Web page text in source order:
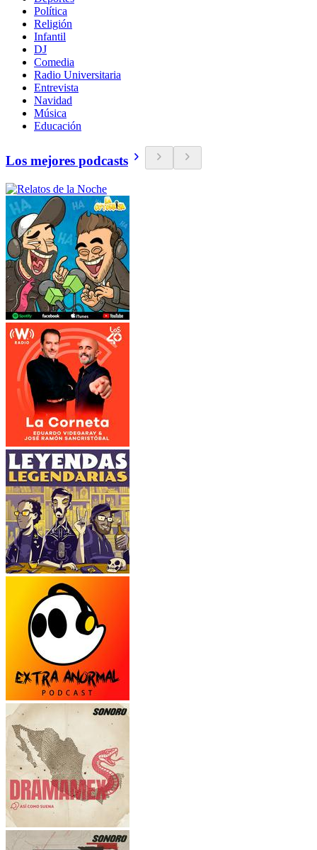
Política
Religión
Infantil
DJ
Comedia
Radio Universitaria
Entrevista
Navidad
Música
Educación
Los mejores podcasts